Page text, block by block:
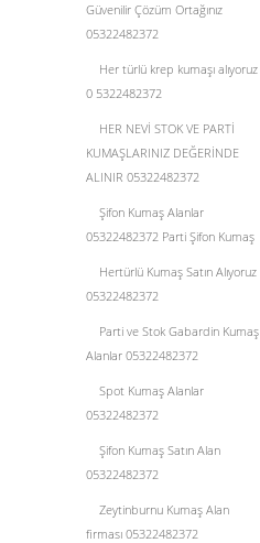
Güvenilir Çözüm Ortağınız
05322482372
Her türlü krep kumaşı alıyoruz
0 5322482372
HER NEVİ STOK VE PARTİ
KUMAŞLARINIZ DEĞERİNDE
ALINIR 05322482372
Şifon Kumaş Alanlar
05322482372 Parti Şifon Kumaş
Hertürlü Kumaş Satın Alıyoruz
05322482372
Parti ve Stok Gabardin Kumaş
Alanlar 05322482372
Spot Kumaş Alanlar
05322482372
Şifon Kumaş Satın Alan
05322482372
Zeytinburnu Kumaş Alan
firması 05322482372